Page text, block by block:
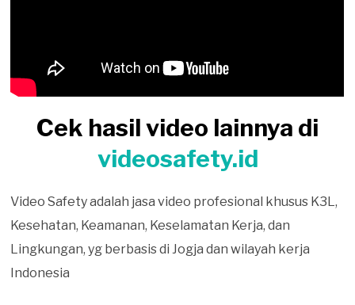
Cek hasil video lainnya di
videosafety.id
Video Safety adalah jasa video profesional khusus K3L,
Kesehatan, Keamanan, Keselamatan Kerja, dan
Lingkungan, yg berbasis di Jogja dan wilayah kerja
Indonesia